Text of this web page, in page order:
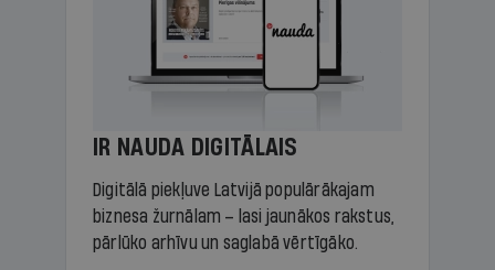
IR NAUDA DIGITĀLAIS
Digitālā piekļuve Latvijā populārākajam
biznesa žurnālam – lasi jaunākos rakstus,
pārlūko arhīvu un saglabā vērtīgāko.